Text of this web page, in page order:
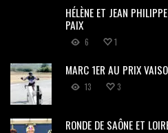
HÉLÈNE ET JEAN
PAIX
6 1
MARC 1ER AU PRIX
13 3
RONDE DE SAÔNE ET